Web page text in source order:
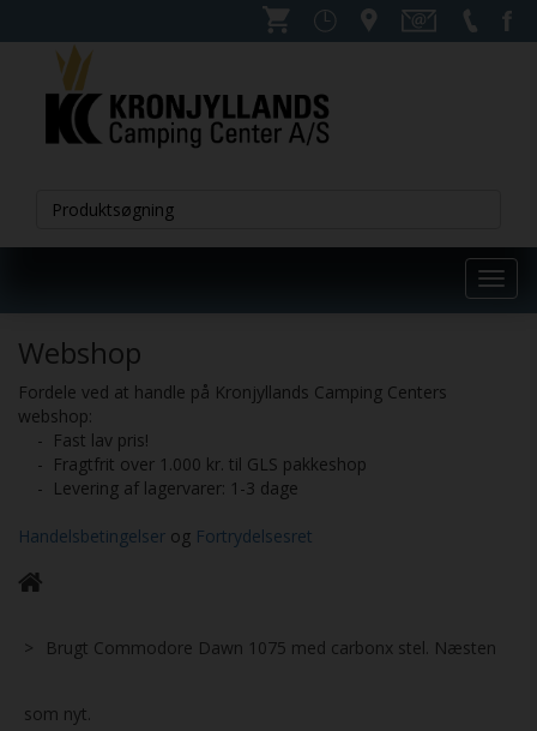
Webshop
Fordele ved at handle på Kronjyllands Camping Centers
webshop:
- Fast lav pris!
- Fragtfrit over 1.000 kr. til GLS pakkeshop
- Levering af lagervarer: 1-3 dage
Handelsbetingelser og Fortrydelsesret
Brugt Commodore Dawn 1075 med carbonx stel. Næsten
som nyt.